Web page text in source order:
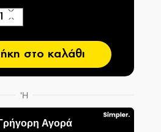
−
+
στο καλάθι